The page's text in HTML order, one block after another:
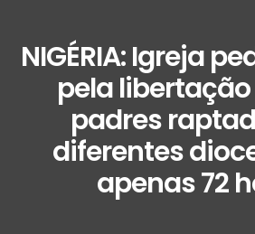
NIGÉRIA: Igreja
pela
padres
diferentes
apenas 72